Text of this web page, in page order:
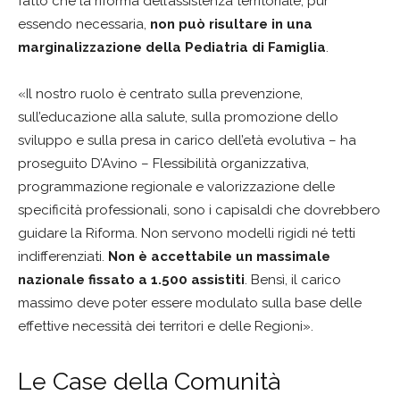
essendo necessaria, non può risultare in una
marginalizzazione della Pediatria di Famiglia.
«Il nostro ruolo è centrato sulla prevenzione,
sull’educazione alla salute, sulla promozione dello
sviluppo e sulla presa in carico dell’età evolutiva – ha
proseguito D’Avino – Flessibilità organizzativa,
programmazione regionale e valorizzazione delle
specificità professionali, sono i capisaldi che dovrebbero
guidare la Riforma. Non servono modelli rigidi né tetti
indifferenziati. Non è accettabile un massimale
nazionale fissato a 1.500 assistiti. Bensì, il carico
massimo deve poter essere modulato sulla base delle
effettive necessità dei territori e delle Regioni».
Le Case della Comunità